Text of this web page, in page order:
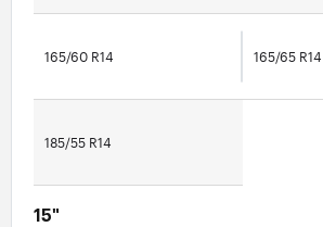
165/60 R14 165/65 R14
185/55 R14
15"